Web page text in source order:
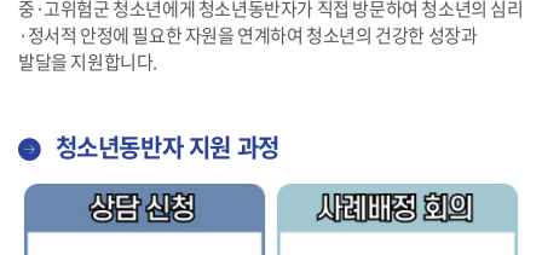
중·고위험군 청소년에게 청소년동반자가 직접 방문하여 청소년의 심리
·정서적 안정에 필요한 자원을 연계하여 청소년의 건강한 성장과
발달을 지원합니다.
청소년동반자 지원 과정